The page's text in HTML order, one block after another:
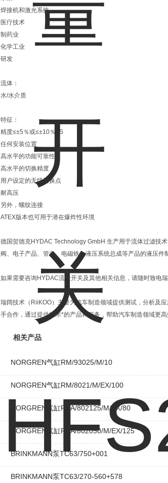
焊接机和激光系统
医疗技术
制药业
化学工业
研发
流体：
水/水介质
特征：
精度≤±5％或≤±10％FS
任何安装位置
高水平的功能可靠性
高水平的切换精度
用户设定的无级切换点
耐高压
另外，螺纹连接
ATEX版本也可用于潜在爆炸性环境
德国贺德克HYDAC Technology GmbH 生产用于流体过滤技
阀、电子产品、管夹、电磁铁、液压系统总成等产品的液压件
如果需要咨询HYDAC流量开关及其他相关信息，请随时致电
瑞阔技术（RiiKOO）主要为汽车制造领域提供测试，分析及
手合作，通过提供技术*的产品和服务，帮助汽车制造领域更
相关产品
NORGREN气缸RM/93025/M/10
NORGREN气缸RM/8021/M/EX/100
NORGREN气缸PRA/802125/M/EX/80
NORGREN气缸PRA/802050/M/EX/125
BRINKMANN泵TC63/750+001
BRINKMANN泵TC63/270-560+578